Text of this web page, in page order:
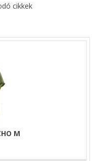
cikkek
M